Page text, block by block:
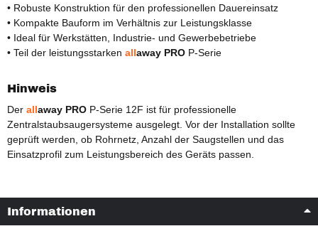
• Robuste Konstruktion für den professionellen Dauereinsatz
• Kompakte Bauform im Verhältnis zur Leistungsklasse
• Ideal für Werkstätten, Industrie- und Gewerbebetriebe
• Teil der leistungsstarken allaway PRO P-Serie
Hinweis
Der allaway PRO P-Serie 12F ist für professionelle
Zentralstaubsaugersysteme ausgelegt. Vor der Installation sollte
geprüft werden, ob Rohrnetz, Anzahl der Saugstellen und das
Einsatzprofil zum Leistungsbereich des Geräts passen.
Informationen